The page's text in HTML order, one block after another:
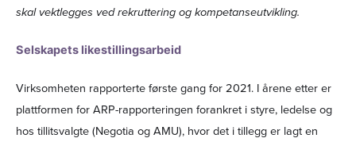
skal vektlegges ved rekruttering og kompetanseutvikling.
Selskapets likestillingsarbeid
Virksomheten rapporterte første gang for 2021. I årene etter er
plattformen for ARP-rapporteringen forankret i styre, ledelse og
hos tillitsvalgte (Negotia og AMU), hvor det i tillegg er lagt en